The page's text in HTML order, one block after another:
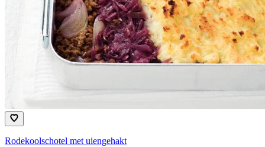
Rodekoolschotel met uiengehakt